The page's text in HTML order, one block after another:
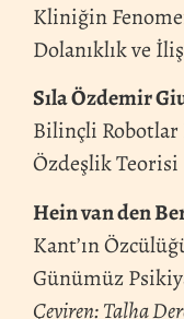
Kliniğin
Dolanıklık ve
Sıla Özdemir
Bilinçli Robotlar
Özdeşlik Teorisi
Hein van den
Kant’ın
Günümüz
Çeviren: Talha